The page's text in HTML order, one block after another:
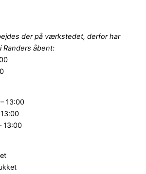
der på værkstedet, derfor har
Randers åbent:
13:00
13:00